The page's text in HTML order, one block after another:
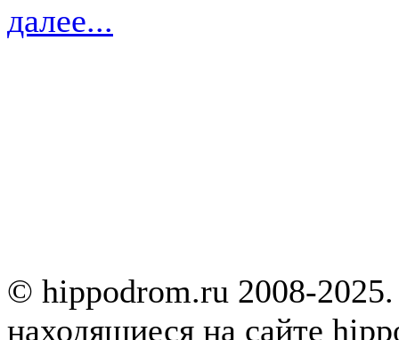
далее...
© hippodrom.ru 2008-
находящиеся на сайте